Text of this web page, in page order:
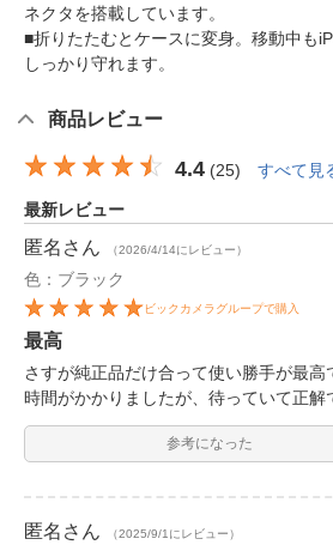
ネクタを搭載しています。
■折りたたむとケースに変身。移動中も
しっかり守れます。
商品レビュー
4.4 (25) すべて見
最新レビュー
匿名 さん （2026/4/14にレビュー）
色：ブラック
ビックカメラグループで購入
最高
さすが純正品だけ合って使い勝手が最高
時間がかかりましたが、待っていて正解
参考になった
匿名 さん （2025/9/1にレビュー）